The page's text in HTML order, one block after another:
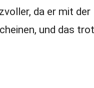
da er mit der
und das